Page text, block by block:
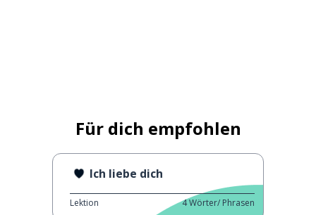
Für dich empfohlen
Ich liebe dich
Lektion 4Wörter/ Phrasen